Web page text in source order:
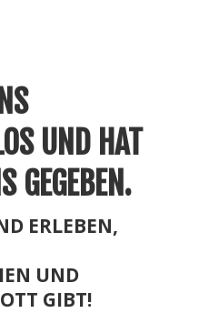
UND HAT
GEGEBEN.
ERLEBEN,
UND
GIBT!